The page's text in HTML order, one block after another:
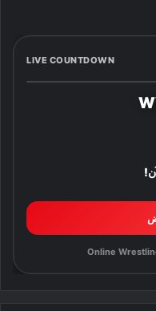
LIVE COUNTDOWN
Online